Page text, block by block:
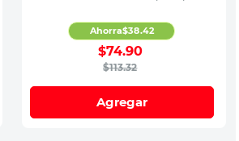
$113.32
$74.90
Ahorra$38.42
Agregar